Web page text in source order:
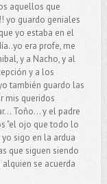
aquellos que
yo guardo geniales
yo estaba en el
era profe, me
y a Nacho, y al
y a los
también guardo las
mis queridos
Toño... y el padre
"el ojo que todo lo
yo sigo en la ardua
que siguen siendo
se acuerda